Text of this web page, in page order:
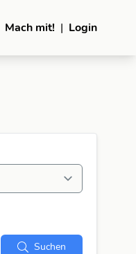
Mach mit! | Login
Suchen